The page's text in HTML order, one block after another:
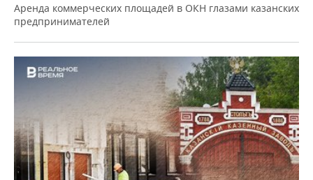
Аренда коммерческих площадей в ОКН глазами казанских
предпринимателей